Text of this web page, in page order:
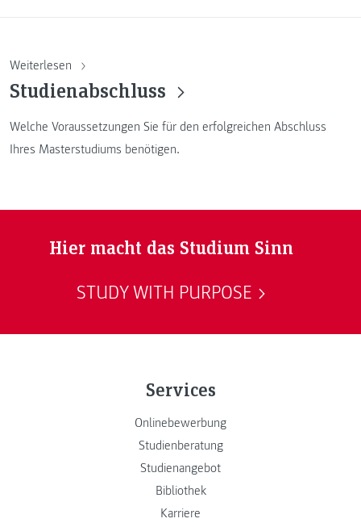
Weiterlesen
Studienabschluss
Welche Voraussetzungen Sie für den erfolgreichen Abschluss
Ihres Masterstudiums benötigen.
Hier macht das Studium Sinn
STUDY WITH PURPOSE
Services
Onlinebewerbung
Studienberatung
Studienangebot
Bibliothek
Karriere